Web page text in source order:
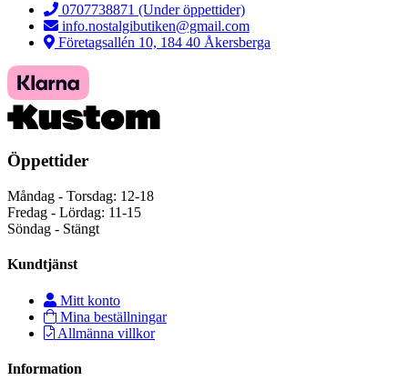
0707738871 (Under öppettider)
info.nostalgibutiken@gmail.com
Företagsallén 10, 184 40 Åkersberga
Öppettider
Måndag - Torsdag: 12-18
Fredag - Lördag: 11-15
Söndag - Stängt
Kundtjänst
Mitt konto
Mina beställningar
Allmänna villkor
Information